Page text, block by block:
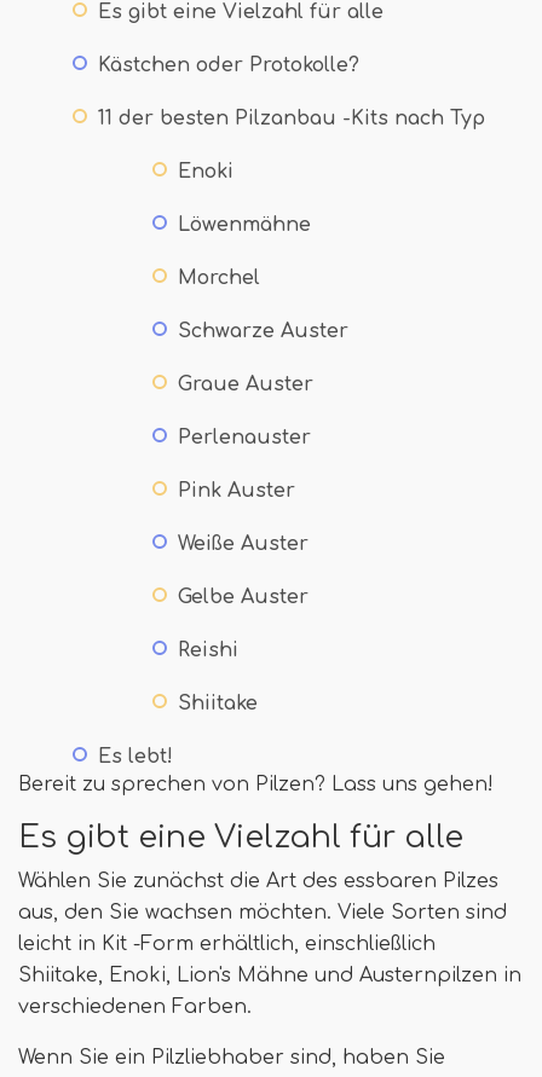
Es gibt eine Vielzahl für alle
Kästchen oder Protokolle?
11 der besten Pilzanbau -Kits nach Typ
Enoki
Löwenmähne
Morchel
Schwarze Auster
Graue Auster
Perlenauster
Pink Auster
Weiße Auster
Gelbe Auster
Reishi
Shiitake
Es lebt!
Bereit zu sprechen von Pilzen? Lass uns gehen!
Es gibt eine Vielzahl für alle
Wählen Sie zunächst die Art des essbaren Pilzes
aus, den Sie wachsen möchten. Viele Sorten sind
leicht in Kit -Form erhältlich, einschließlich
Shiitake, Enoki, Lion's Mähne und Austernpilzen in
verschiedenen Farben.
Wenn Sie ein Pilzliebhaber sind, haben Sie